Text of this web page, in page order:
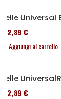
Selle
152,89 €
Aggiungi al carrello
Selle
152,89 €